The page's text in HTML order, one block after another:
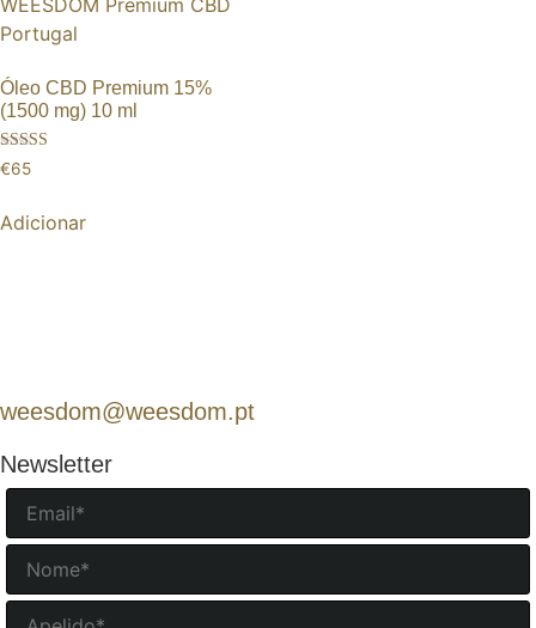
Óleo CBD Premium 15%
(1500 mg) 10 ml
Avaliação
5.00
€65
Adicionar
weesdom@weesdom.pt
Newsletter